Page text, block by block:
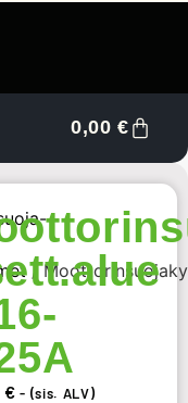
0,00€
/
€ - (sis. ALV)